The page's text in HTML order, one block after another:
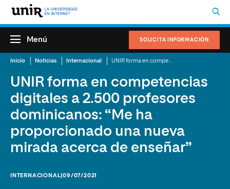
SOLICITA INFORMACIÓN
Menú
Inicio Noticias Internacional
UNIR forma en competencias
digitales a 2.500 profesores
dominicanos: “Me ha
proporcionado una nueva
mirada acerca de enseñar”
INTERNACIONAL |09/07/2021